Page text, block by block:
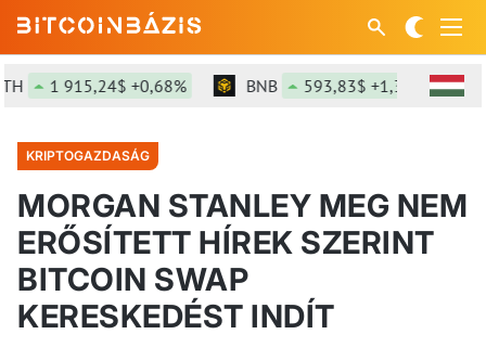
1 915,24$ +0,68% BNB 593,83$ +1,3%
KRIPTOGAZDASÁG
MORGAN STANLEY MEG NEM
ERŐSÍTETT HÍREK SZERINT
BITCOIN SWAP
KERESKEDÉST INDÍT